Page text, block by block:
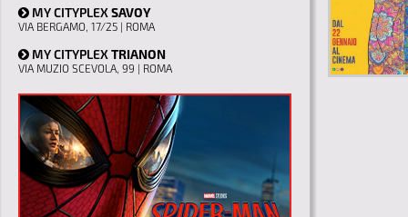
MY CITYPLEXSAVOY
VIA BERGAMO, 17/25 | ROMA
MY CITYPLEXTRIANON
VIA MUZIO SCEVOLA, 99 | ROMA